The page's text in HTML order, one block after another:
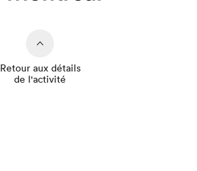
Retour aux détails
de l'activité